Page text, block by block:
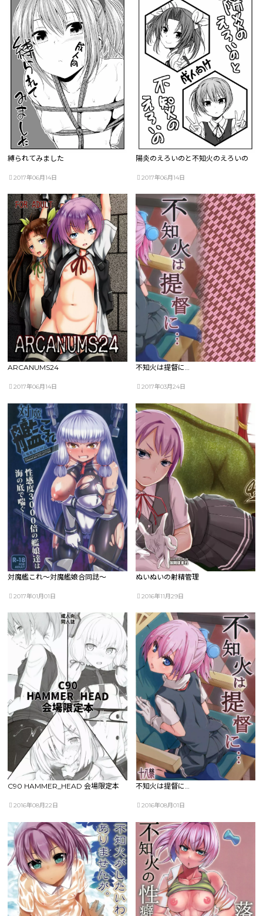
縛られてみました
2017年06月14日
陽炎のえろいのと不知火のえろいの
2017年06月14日
ARCANUMS24
2017年06月14日
不知火は提督に…
2017年03月24日
対魔艦これ～対魔艦娘合同誌～
2017年01月01日
ぬいぬいの射精管理
2016年11月29日
C90 HAMMER_HEAD 会場限定本
2016年08月22日
不知火は提督に…
2016年08月01日